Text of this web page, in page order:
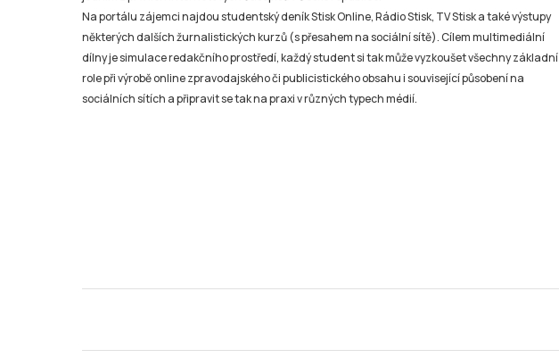
Na portálu zájemci najdou studentský deník Stisk Online, Rádio Stisk, TV Stisk a také výstupy
některých dalších žurnalistických kurzů (s přesahem na sociální sítě). Cílem multimediální
dílny je simulace redakčního prostředí, každý student si tak může vyzkoušet všechny základní
role při výrobě online zpravodajského či publicistického obsahu i související působení na
sociálních sítích a připravit se tak na praxi v různých typech médií.